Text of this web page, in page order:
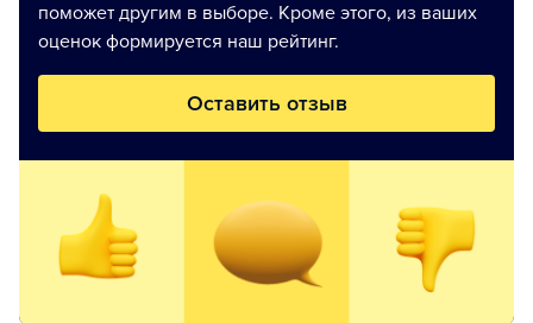
поможет другим в выборе. Кроме этого, из ваших
оценок формируется наш рейтинг.
Оставить отзыв